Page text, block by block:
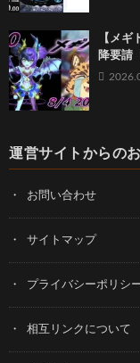
【メ
降要請
運営サイトからの
お問い合わせ
サイトマップ
プライバシーポリシ
相互リンクについて